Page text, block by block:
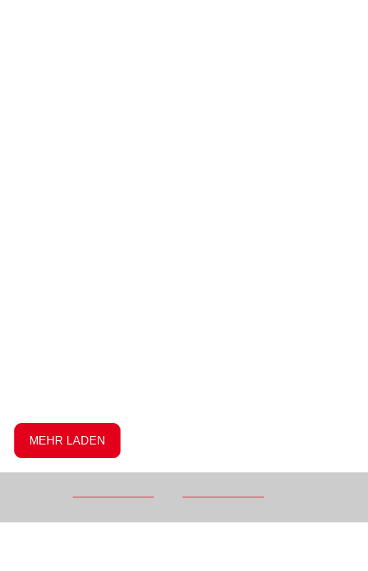
MEHR LADEN